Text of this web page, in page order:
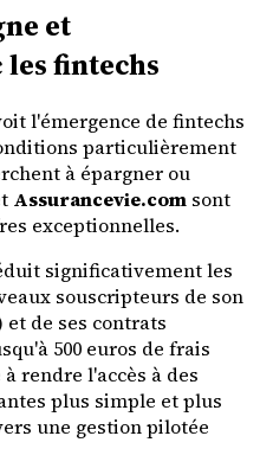
et
les fintechs
l'émergence de fintechs
particulièrement
à épargner ou
Assurancevie.com sont
exceptionnelles.
significativement les
souscripteurs de son
de ses contrats
500 euros de frais
rendre l'accès à des
plus simple et plus
une gestion pilotée